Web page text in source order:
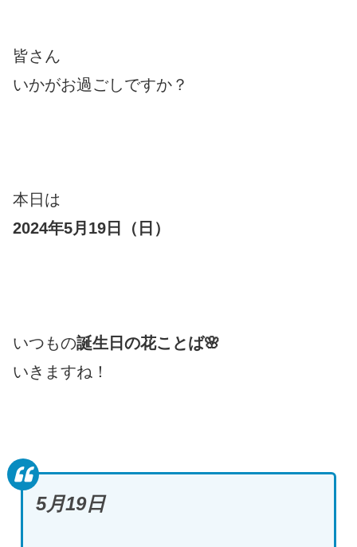
皆さん
いかがお過ごしですか？
本日は
2024年5月19日（日）
いつもの誕生日の花ことば🌸
いきますね！
5月19日